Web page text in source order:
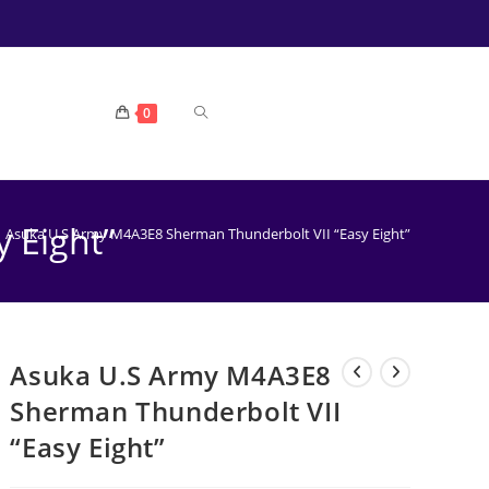
0 TOGGLE
Eight”
Asuka U.S Army M4A3E8 Sherman Thunderbolt VII “Easy Eight”
Asuka U.S Army M4A3E8
Sherman Thunderbolt VII
“Easy Eight”